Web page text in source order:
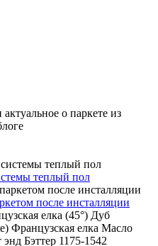
актуальное о паркете из
теплый пол
после инсталляции